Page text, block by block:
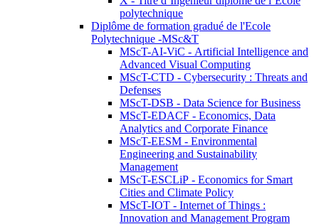
polytechnique
Diplôme de formation gradué de l'Ecole
Polytechnique -MSc&T
MScT-AI-ViC - Artificial Intelligence and
Advanced Visual Computing
MScT-CTD - Cybersecurity : Threats and
Defenses
MScT-DSB - Data Science for Business
MScT-EDACF - Economics, Data
Analytics and Corporate Finance
MScT-EESM - Environmental
Engineering and Sustainability
Management
MScT-ESCLiP - Economics for Smart
Cities and Climate Policy
MScT-IOT - Internet of Things :
Innovation and Management Program